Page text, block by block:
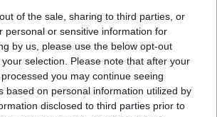
of the sale, sharing to third parties, or
personal or sensitive information for
by us, please use the below opt-out
selection. Please note that after your
you may continue seeing
based on personal information utilized by
disclosed to third parties prior to